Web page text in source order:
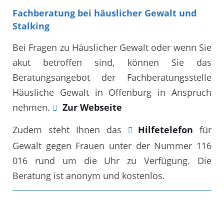
Fachberatung bei häuslicher Gewalt und
Stalking
Bei Fragen zu Häuslicher Gewalt oder wenn Sie
akut betroffen sind, können Sie das
Beratungsangebot der Fachberatungsstelle
Häusliche Gewalt in Offenburg in Anspruch
nehmen.
Zur Webseite
Zudem steht Ihnen das
Hilfetelefon für
Gewalt gegen Frauen unter der Nummer 116
016 rund um die Uhr zu Verfügung. Die
Beratung ist anonym und kostenlos.